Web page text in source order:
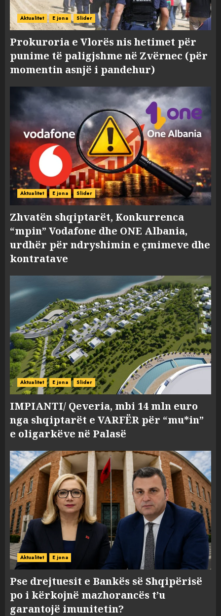
Aktualitet E jona Slider
Prokuroria e Vlorës nis hetimet për
punime të paligjshme në Zvërnec (për
momentin asnjë i pandehur)
Aktualitet E jona Slider
Zhvatën shqiptarët, Konkurrenca
“mpin” Vodafone dhe ONE Albania,
urdhër për ndryshimin e çmimeve dhe
kontratave
Aktualitet E jona Slider
IMPIANTI/ Qeveria, mbi 14 mln euro
nga shqiptarët e VARFËR për “mu*in”
e oligarkëve në Palasë
Aktualitet E jona
Pse drejtuesit e Bankës së Shqipërisë
po i kërkojnë mazhorancës t’u
garantojë imunitetin?